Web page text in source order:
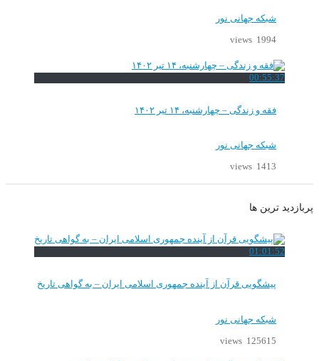
شبکه جهانی نور
1994 views
00:55:37
فقه و زندگی – چهارشنبه، ۱۴ تیر ۱۴۰۲
شبکه جهانی نور
1413 views
پربازدید ترین ها
01:01:52
پیشگویی قرآن از آینده جمهوری اسلامی ایران – به گواهی تاریخ
شبکه جهانی نور
125615 views